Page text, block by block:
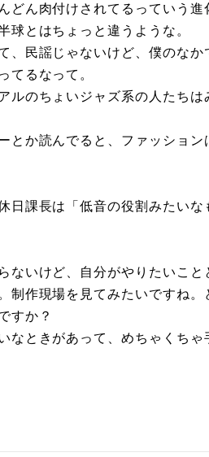
ん肉付けされてるっていう
球とはちょっと違うような。
民謡じゃないけど、僕のな
てるなって。
のちょいジャズ系の人たち
か読んでると、ファッショ
課長は「低音の役割みたい
いけど、自分がやりたいこ
作現場を見てみたいですね。
すか？
ときがあって、めちゃくち